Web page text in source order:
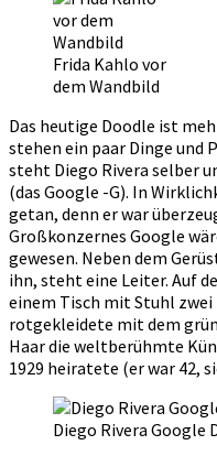
Frida Kahlo vor
dem Wandbild
Das heutige Doodle ist
stehen ein paar Dinge und
steht Diego Rivera selber
(das Google -G). In
getan, denn er war
Großkonzernes Google
gewesen. Neben dem
ihn, steht eine Leiter. Auf
einem Tisch mit Stuhl zwei
rotgekleidete mit dem
Haar die weltberühmte
1929 heiratete (er war 42,
Diego Rivera Google